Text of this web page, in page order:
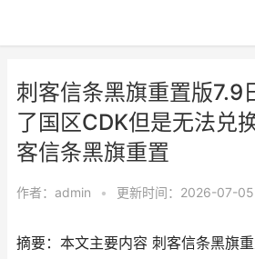
刺客信条黑旗重置版7.9
了国区CDK但是无法兑
客信条黑旗重置
作者： admin • 更新时间：2026-07-05
摘要：本文主要内容 刺客信条黑旗